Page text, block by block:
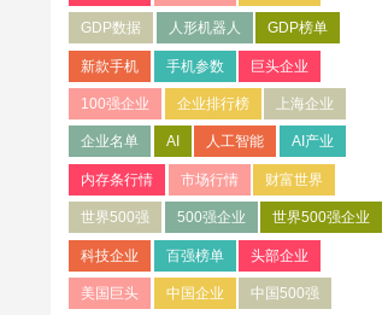
GDP数据 人形机器人 GDP榜单
新款手机 手机参数 巨头企业
100强企业 企业排行榜 上海企业
企业名单 AI 人工智能 AI产业
内存条行情 市场行情 财富世界
世界500强 500强企业 世界500强企业
科技企业 百强榜单 头部企业
美国巨头 中国企业 中国500强